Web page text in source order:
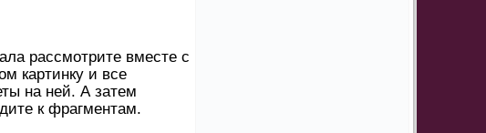
рассмотрите вместе с
картинку и все
на ней. А затем
к фрагментам.